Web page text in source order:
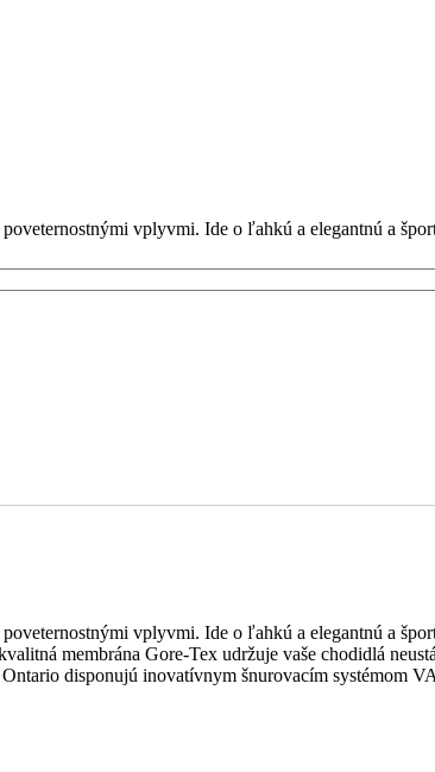
vplyvmi. Ide o ľahkú a elegantnú a
vplyvmi. Ide o ľahkú a elegantnú a
membrána Gore-Tex udržuje vaše chodidlá
disponujú inovatívnym šnurovacím systémom